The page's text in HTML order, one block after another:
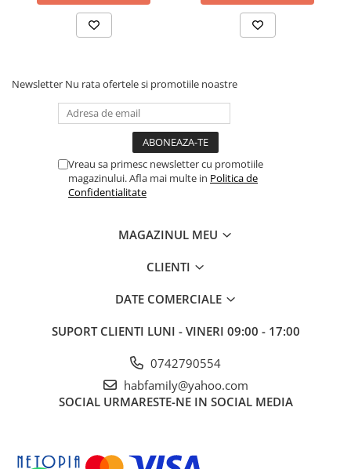
Newsletter Nu rata ofertele si promotiile noastre
Vreau sa primesc newsletter cu promotiile
magazinului. Afla mai multe in Politica de
Confidentialitate
MAGAZINUL MEU
CLIENTI
DATE COMERCIALE
SUPORT CLIENTI LUNI - VINERI 09:00 - 17:00
0742790554
habfamily@yahoo.com
SOCIAL URMARESTE-NE IN SOCIAL MEDIA